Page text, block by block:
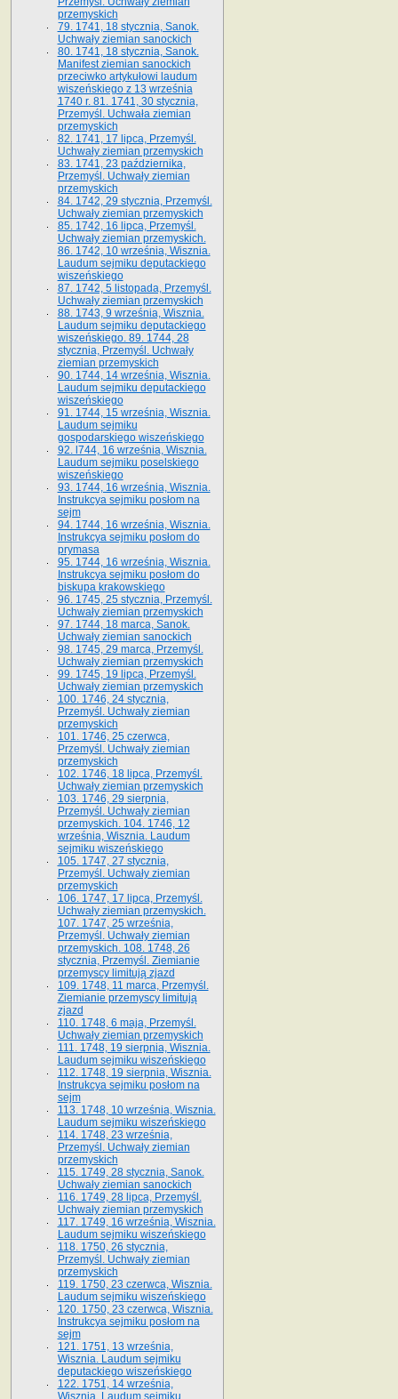
przemyskich
79. 1741, 18 stycznia, Sanok.
Uchwały ziemian sanockich
80. 1741, 18 stycznia, Sanok.
Manifest ziemian sanockich
przeciwko artykułowi laudum
wiszeńskiego z 13 wrze­śnia
1740 r. 81. 1741, 30 stycznia,
Przemyśl. Uchwała ziemian
przemyskich
82. 1741, 17 lipca, Przemyśl.
Uchwały ziemian przemyskich
83. 1741, 23 października,
Przemyśl. Uchwały ziemian
przemyskich
84. 1742, 29 stycznia, Przemyśl.
Uchwały ziemian przemyskich
85. 1742, 16 lipca, Przemyśl.
Uchwały ziemian przemyskich.
86. 1742, 10 września, Wisznia.
Laudum sejmiku deputackiego
wiszeńskiego
87. 1742, 5 listopada, Przemyśl.
Uchwały ziemian przemyskich
88. 1743, 9 września, Wisznia.
Laudum sejmiku deputackiego
wiszeńskiego. 89. 1744, 28
stycznia, Przemyśl. Uchwały
ziemian przemyskich
90. 1744, 14 września, Wisznia.
Laudum sejmiku deputackiego
wiszeńskiego
91. 1744, 15 września, Wisznia.
Laudum sejmiku
gospodarskiego wiszeńskiego
92. l744, 16 września, Wisznia.
Laudum sejmiku poselskiego
wiszeńskiego
93. 1744, 16 września, Wisznia.
Instrukcya sejmiku posłom na
sejm
94. 1744, 16 września, Wisznia.
Instrukcya sejmiku posłom do
prymasa
95. 1744, 16 września, Wisznia.
Instrukcya sejmiku posłom do
biskupa krakowskiego
96. 1745, 25 stycznia, Przemyśl.
Uchwały ziemian przemyskich
97. 1744, 18 marca, Sanok.
Uchwały ziemian sanockich
98. 1745, 29 marca, Przemyśl.
Uchwały ziemian przemyskich
99. 1745, 19 lipca, Przemyśl.
Uchwały ziemian przemyskich
100. 1746, 24 stycznia,
Przemyśl. Uchwały ziemian
przemyskich
101. 1746, 25 czerwca,
Przemyśl. Uchwały ziemian
przemyskich
102. 1746, 18 lipca, Przemyśl.
Uchwały ziemian przemyskich
103. 1746, 29 sierpnia,
Przemyśl. Uchwały ziemian
przemyskich. 104. 1746, 12
września, Wisznia. Laudum
sejmiku wiszeńskiego
105. 1747, 27 stycznia,
Przemyśl. Uchwały ziemian
przemyskich
106. 1747, 17 lipca, Przemyśl.
Uchwały ziemian przemyskich.
107. 1747, 25 września,
Przemyśl. Uchwały ziemian
przemyskich. 108. 1748, 26
stycznia, Przemyśl. Ziemianie
przemyscy limitują zjazd
109. 1748, 11 marca, Przemyśl.
Ziemianie przemyscy limitują
zjazd
110. 1748, 6 maja, Przemyśl.
Uchwały ziemian przemyskich
111. 1748, 19 sierpnia, Wisznia.
Laudum sejmiku wiszeńskiego
112. 1748, 19 sierpnia, Wisznia.
Instrukcya sejmiku posłom na
sejm
113. 1748, 10 września, Wisznia.
Laudum sejmiku wiszeńskiego
114. 1748, 23 września,
Przemyśl. Uchwały ziemian
przemyskich
115. 1749, 28 stycznia, Sanok.
Uchwały ziemian sanockich
116. 1749, 28 lipca, Przemyśl.
Uchwały ziemian przemyskich
117. 1749, 16 września, Wisznia.
Laudum sejmiku wiszeńskiego
118. 1750, 26 stycznia,
Przemyśl. Uchwały ziemian
przemyskich
119. 1750, 23 czerwca, Wisznia.
Laudum sejmiku wiszeńskiego
120. 1750, 23 czerwca, Wisznia.
Instrukcya sejmiku posłom na
sejm
121. 1751, 13 września,
Wisznia. Laudum sejmiku
deputackiego wiszeńskiego
122. 1751, 14 września,
Wisznia. Laudum sejmiku